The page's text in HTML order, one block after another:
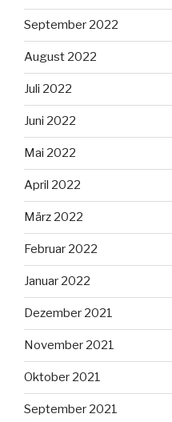
September 2022
August 2022
Juli 2022
Juni 2022
Mai 2022
April 2022
März 2022
Februar 2022
Januar 2022
Dezember 2021
November 2021
Oktober 2021
September 2021